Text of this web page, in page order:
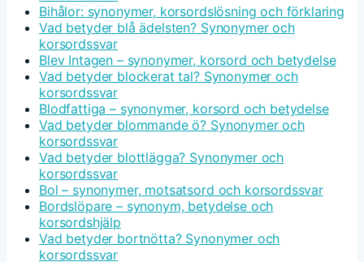
Bihålor: synonymer, korsordslösning och förklaring
Vad betyder blå ädelsten? Synonymer och
korsordssvar
Blev Intagen – synonymer, korsord och betydelse
Vad betyder blockerat tal? Synonymer och
korsordssvar
Blodfattiga – synonymer, korsord och betydelse
Vad betyder blommande ö? Synonymer och
korsordssvar
Vad betyder blottlägga? Synonymer och
korsordssvar
Bol – synonymer, motsatsord och korsordssvar
Bordslöpare – synonym, betydelse och
korsordshjälp
Vad betyder bortnötta? Synonymer och
korsordssvar